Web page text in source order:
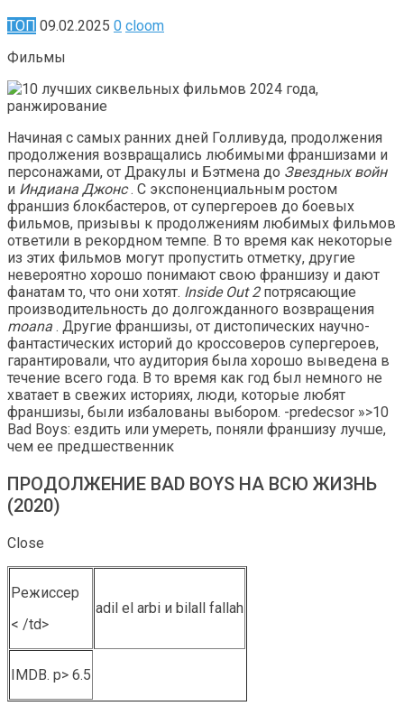
ТОП 09.02.2025 0 cloom
Фильмы
Начиная с самых ранних дней Голливуда, продолжения
продолжения возвращались любимыми франшизами и
персонажами, от Дракулы и Бэтмена до Звездных войн
и Индиана Джонс. С экспоненциальным ростом
франшиз блокбастеров, от супергероев до боевых
фильмов, призывы к продолжениям любимых фильмов
ответили в рекордном темпе. В то время как некоторые
из этих фильмов могут пропустить отметку, другие
невероятно хорошо понимают свою франшизу и дают
фанатам то, что они хотят. Inside Out 2 потрясающие
производительность до долгожданного возвращения
moana . Другие франшизы, от дистопических научно-
фантастических историй до кроссоверов супергероев,
гарантировали, что аудитория была хорошо выведена в
течение всего года. В то время как год был немного не
хватает в свежих историях, люди, которые любят
франшизы, были избалованы выбором. -predecsor »>10
Bad Boys: ездить или умереть, поняли франшизу лучше,
чем ее предшественник
ПРОДОЛЖЕНИЕ BAD BOYS НА ВСЮ ЖИЗНЬ
(2020)
Close
Режиссер
< /td>
adil el arbi и bilall fallah
IMDB. p> 6.5